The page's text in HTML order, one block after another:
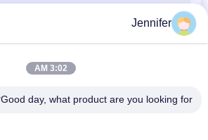
Jennifer
3:02 AM
Good day, what product are you looking for?